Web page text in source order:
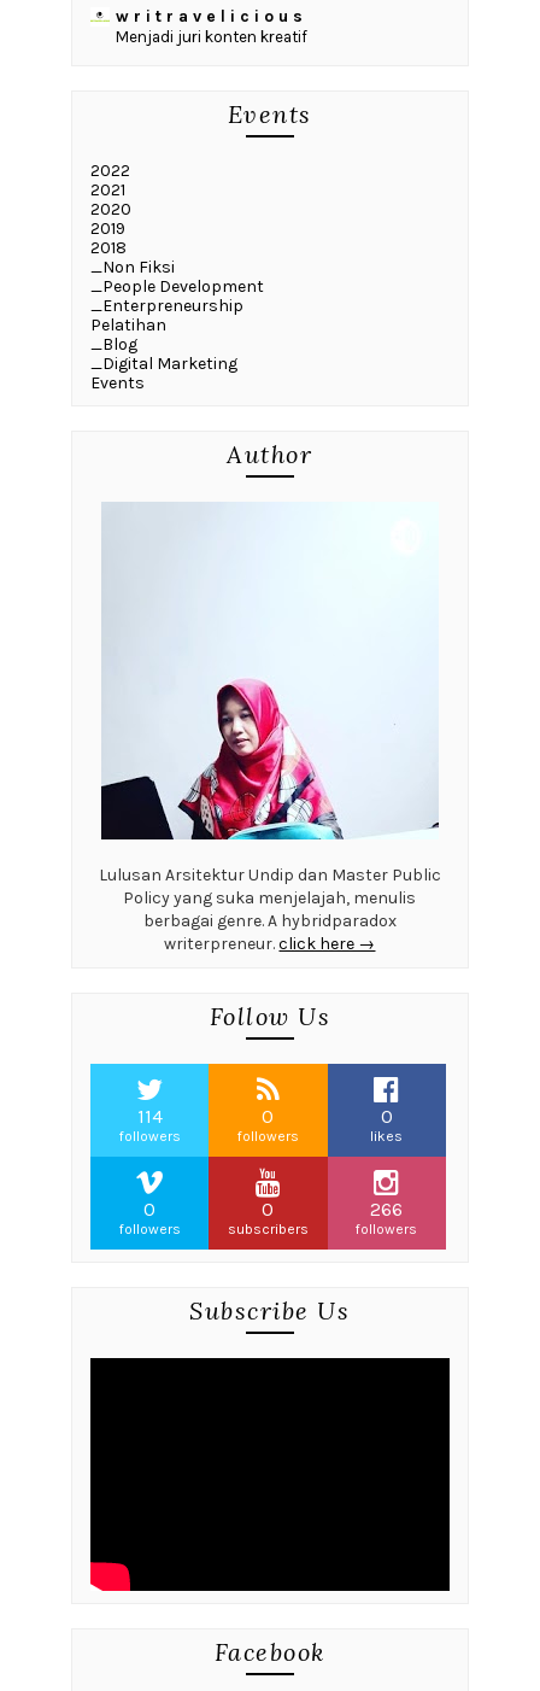
w r i t r a v e l i c i o u s
Menjadi juri konten kreatif
Events
2022
2021
2020
2019
2018
_Non Fiksi
_People Development
_Enterpreneurship
Pelatihan
_Blog
_Digital Marketing
Events
Author
Lulusan Arsitektur Undip dan Master Public
Policy yang suka menjelajah, menulis
berbagai genre. A hybridparadox
writerpreneur.click here →
Follow Us
114
followers
0
followers
0
likes
0
followers
0
subscribers
266
followers
Subscribe Us
Facebook